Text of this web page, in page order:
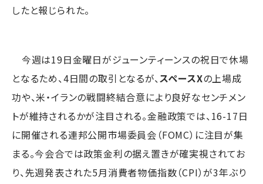
したと報じられた。
今週は19日金曜日がジューンティーンスの祝日で休場
となるため、4日間の取引となるが、スペースXの上場成
功や、米・イランの戦闘終結合意により良好なセンチメン
トが維持されるかが注目される。金融政策では、16-17日
に開催される連邦公開市場委員会（FOMC）に注目が集
まる。今会合では政策金利の据え置きが確実視されてお
り、先週発表された5月消費者物価指数（CPI）が3年ぶり